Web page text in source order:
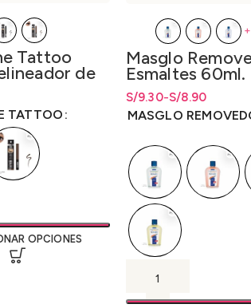
Tattoo
de
2.5ml.
desde
S/53.00
TATTOO
OPCIONES
Masglo
Esmaltes 60ml.
S/8.90
-
S/9.30
Rango de precios:
hasta S/9.30
Rango de precios:
hastaS/ 9.30
MASGLO